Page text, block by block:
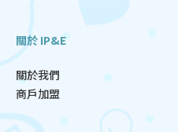
關於 IP&E
關於我們
商戶加盟